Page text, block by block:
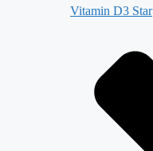
Vitamin D3 Star